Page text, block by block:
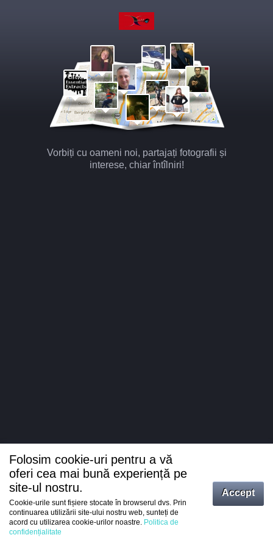
Vorbiți cu oameni noi, partajați fotografii și
interese, chiar întîlniri!
Intrați
Folosim cookie-uri pentru a vă
oferi cea mai bună experiență pe
site-ul nostru.
Cookie-urile sunt fișiere stocate în browserul dvs. Prin
continuarea utilizării site-ului nostru web, sunteți de
acord cu utilizarea cookie-urilor noastre. Politica de
confidențialitate
Accept